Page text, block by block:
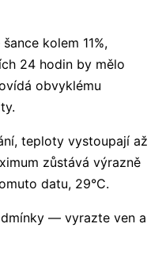
kolem 11%,
24 hodin by mělo
obvyklému
teploty vystoupají až
zůstává výrazně
datu, 29°C.
— vyrazte ven a